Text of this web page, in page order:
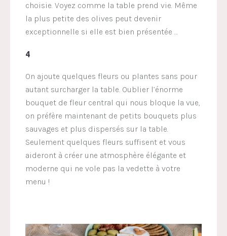
choisie. Voyez comme la table prend vie. Même
la plus petite des olives peut devenir
exceptionnelle si elle est bien présentée …
4
On ajoute quelques fleurs ou plantes sans pour
autant surcharger la table. Oublier l’énorme
bouquet de fleur central qui nous bloque la vue,
on préfère maintenant de petits bouquets plus
sauvages et plus dispersés sur la table.
Seulement quelques fleurs suffisent et vous
aideront à créer une atmosphère élégante et
moderne qui ne vole pas la vedette à votre
menu !